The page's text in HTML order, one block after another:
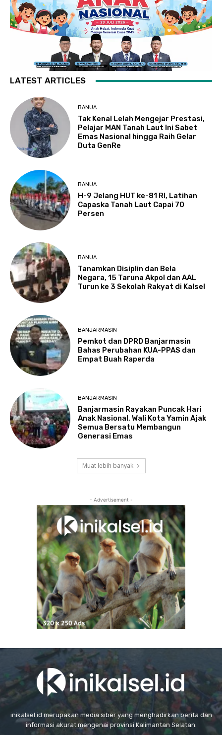
LATEST ARTICLES
BANUA
Tak Kenal Lelah Mengejar Prestasi,
Pelajar MAN Tanah Laut Ini Sabet
Emas Nasional hingga Raih Gelar
Duta GenRe
BANUA
H-9 Jelang HUT ke-81 RI, Latihan
Capaska Tanah Laut Capai 70
Persen
BANUA
Tanamkan Disiplin dan Bela
Negara, 15 Taruna Akpol dan AAL
Turun ke 3 Sekolah Rakyat di Kalsel
BANJARMASIN
Pemkot dan DPRD Banjarmasin
Bahas Perubahan KUA-PPAS dan
Empat Buah Raperda
BANJARMASIN
Banjarmasin Rayakan Puncak Hari
Anak Nasional, Wali Kota Yamin Ajak
Semua Bersatu Membangun
Generasi Emas
Muat lebih banyak
- Advertisement -
inikalsel.id merupakan media siber yang menghadirkan berita dan
informasi akurat mengenai provinsi Kalimantan Selatan.